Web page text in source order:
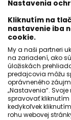
Nastavenia
Kliknutím na
nastavenie iba
cookie.
My a naši partneri
na zariadení, ako
úložiskách
predajcovia môžu
oprávneného
„Nastavenia“.
spravovať
kedykoľvek
rohu webovej